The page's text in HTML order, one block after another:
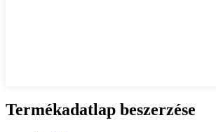
Termékadatlap beszerzése